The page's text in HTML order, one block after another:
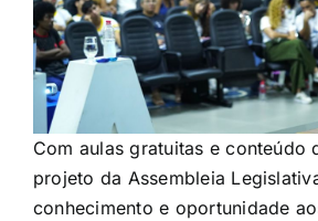
Com aulas gratuitas e conteúdo
projeto da Assembleia
conhecimento e oportunidade